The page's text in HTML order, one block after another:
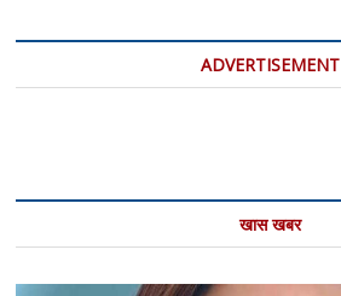
कहा-
पवित्रता
ADVERTISEMENT
खास खबर